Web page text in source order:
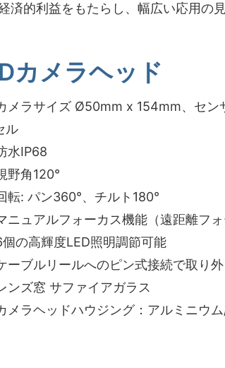
的利益をもたらし、幅広い応用の
カメラヘッド
メラサイズ Ø50mm x 154mm、セン
ル
水IP68
野角120°
転: パン360°、チルト180°
ニュアルフォーカス機能（遠距離フォ
の高輝度LED照明調節可能
ーブルリールへのピン式接続で取り
ンズ窓 サファイアガラス
メラヘッドハウジング：アルミニウ